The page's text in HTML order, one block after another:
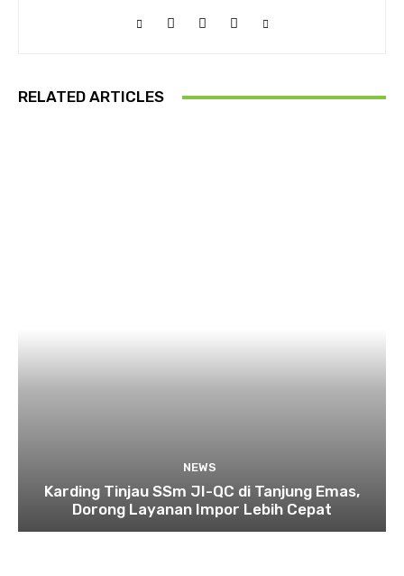
RELATED ARTICLES
NEWS
Karding Tinjau SSm JI-QC di Tanjung Emas,
Dorong Layanan Impor Lebih Cepat